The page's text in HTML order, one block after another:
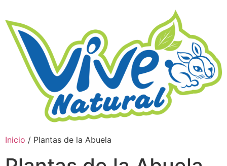
Inicio / Plantas de la Abuela